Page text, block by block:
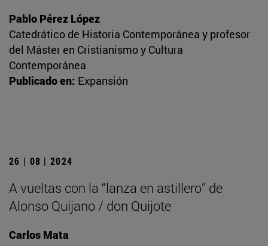
Pablo Pérez López
Catedrático de Historia Contemporánea y profesor
del Máster en Cristianismo y Cultura
Contemporánea
Publicado en: Expansión
26 | 08 | 2024
A vueltas con la “lanza en astillero” de
Alonso Quijano / don Quijote
Carlos Mata